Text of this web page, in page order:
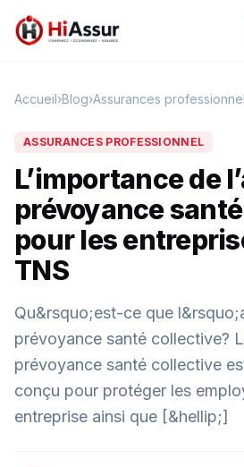
Accueil›Blog›Assurances professionnel
ASSURANCES PROFESSIONNEL
L’importance de
prévoyance
pour les
TNS
Qu&rsquo;est-ce que
prévoyance santé collective?
prévoyance santé collective
conçu pour protéger les
entreprise ainsi que [&hellip;]